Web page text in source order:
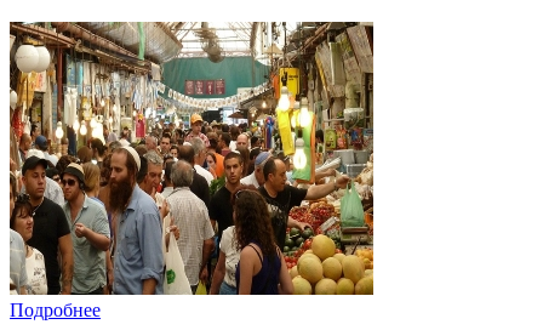
Подробнее